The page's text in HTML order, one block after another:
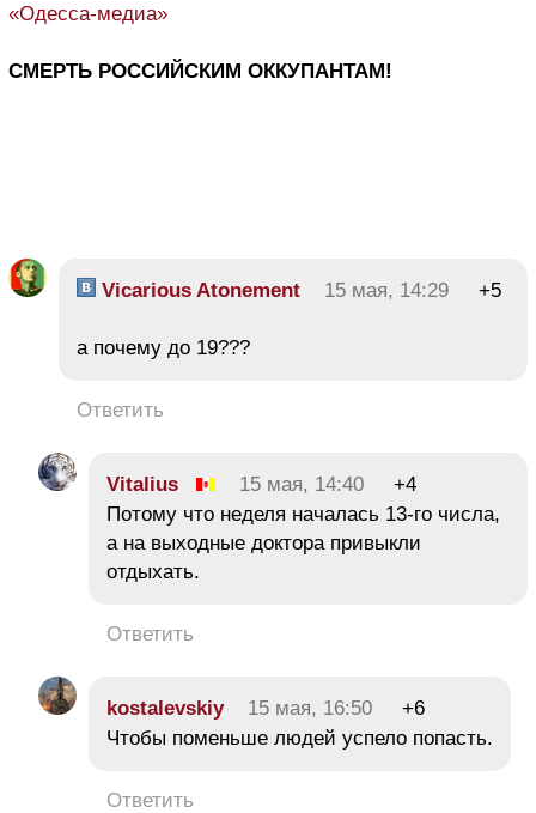
«Одесса-медиа»
СМЕРТЬ РОССИЙСКИМ ОККУПАНТАМ!
Vicarious Atonement 15 мая, 14:29 +5
а почему до 19???
Ответить
Vitalius 15 мая, 14:40
+4
Потому что неделя началась 13-го числа,
а на выходные доктора привыкли
отдыхать.
Ответить
kostalevskiy 15 мая, 16:50
+6
Чтобы поменьше людей успело попасть.
Ответить